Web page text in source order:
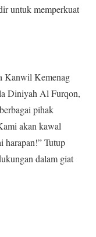
untuk memperkuat
Kanwil Kemenag
Diniyah Al Furqon,
pihak
akan kawal
harapan!” Tutup
dalam giat